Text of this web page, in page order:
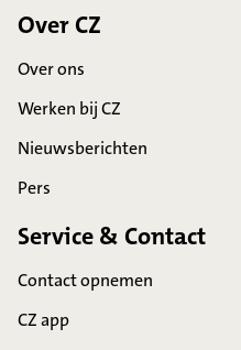
Over CZ
Over ons
Werken bij CZ
Nieuwsberichten
Pers
Service & Contact
Contact opnemen
CZ app